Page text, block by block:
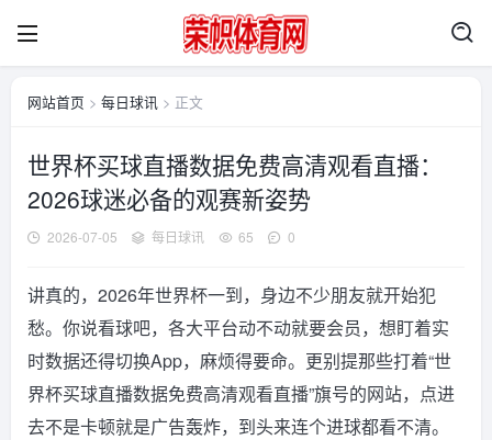
网站首页 > 每日球讯 > 正文
世界杯买球直播数据免费高清观看直播：
2026球迷必备的观赛新姿势
2026-07-05 每日球讯 65 0
讲真的，2026年世界杯一到，身边不少朋友就开始犯
愁。你说看球吧，各大平台动不动就要会员，想盯着实
时数据还得切换App，麻烦得要命。更别提那些打着“世
界杯买球直播数据免费高清观看直播”旗号的网站，点进
去不是卡顿就是广告轰炸，到头来连个进球都看不清。